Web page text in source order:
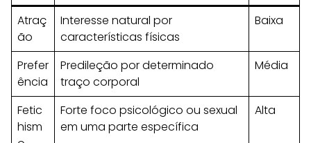
Atraç
ão
Interesse natural por
características físicas
Baixa
Prefer
ência
Predileção por determinado
traço corporal
Média
Fetic
hism
Forte foco psicológico ou sexual
em uma parte específica
Alta